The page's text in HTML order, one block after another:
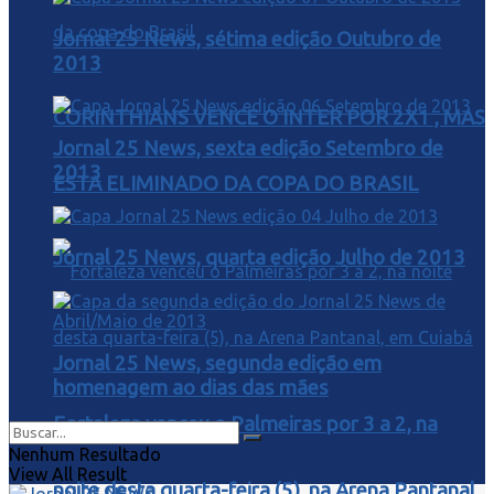
CORINTHIANS VENCE O INTER POR 2X1 , MAS
ESTA ELIMINADO DA COPA DO BRASIL
Fortaleza venceu o Palmeiras por 3 a 2, na
Jornal 25 News, sétima edição Outubro de
2013
Jornal 25 News, sexta edição Setembro de
2013
Jornal 25 News, quarta edição Julho de 2013
Jornal 25 News, segunda edição em
homenagem ao dias das mães
Nenhum Resultado
View All Result